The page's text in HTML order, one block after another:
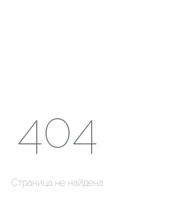
404
Страница не найдена